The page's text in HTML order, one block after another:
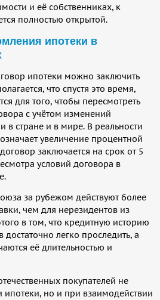
и её собственниках, к
полностью открытой.
ипотеки в
ипотеки можно заключить
что спустя это время,
для того, чтобы пересмотреть
с учётом изменений
в стране и в мире. В реальности
увеличение процентной
заключается на срок от 5
условий договора в
за рубежом действуют более
чем для нерезидентов из
в том, что кредитную историю
легко проследить, а
её длительностью и
покупателей не
но и при взаимодействии